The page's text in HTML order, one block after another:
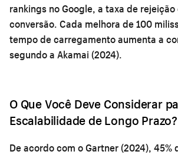
rankings no Google, a taxa de rejeição
conversão. Cada melhora de 100
tempo de carregamento aumenta a
segundo a Akamai (2024).
O Que Você Deve Considerar
Escalabilidade de Longo Prazo?
De acordo com o Gartner (2024), 45%